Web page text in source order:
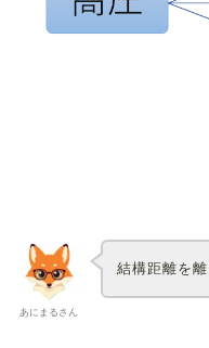
あにまるさん
結構距離を